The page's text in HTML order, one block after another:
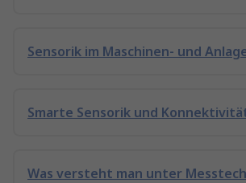
Sensorik im Maschinen- und
Smarte Sensorik und
Was versteht man unter